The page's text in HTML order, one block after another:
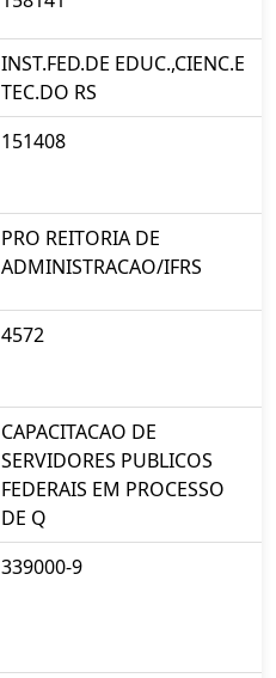
INST.FED.DE EDUC.,CIENC.E
TEC.DO RS
151408
PRO REITORIA DE
ADMINISTRACAO/IFRS
4572
CAPACITACAO DE
SERVIDORES PUBLICOS
FEDERAIS EM PROCESSO
DE Q
339000-9